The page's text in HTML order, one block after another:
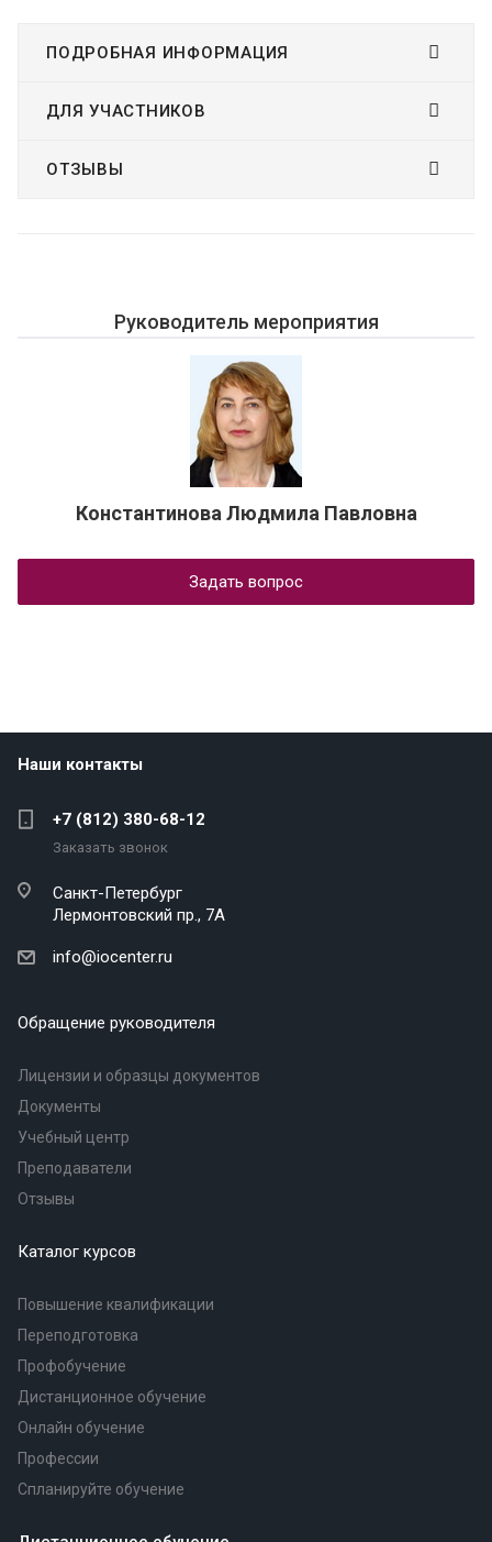
ПОДРОБНАЯ ИНФОРМАЦИЯ
ДЛЯ УЧАСТНИКОВ
ОТЗЫВЫ
Руководитель мероприятия
Константинова Людмила Павловна
Задать вопрос
Наши контакты
+7 (812) 380-68-12
Заказать звонок
Санкт-Петербург
Лермонтовский пр., 7А
info@iocenter.ru
Обращение руководителя
Лицензии и образцы документов
Документы
Учебный центр
Преподаватели
Отзывы
Каталог курсов
Повышение квалификации
Переподготовка
Профобучение
Дистанционное обучение
Онлайн обучение
Профессии
Спланируйте обучение